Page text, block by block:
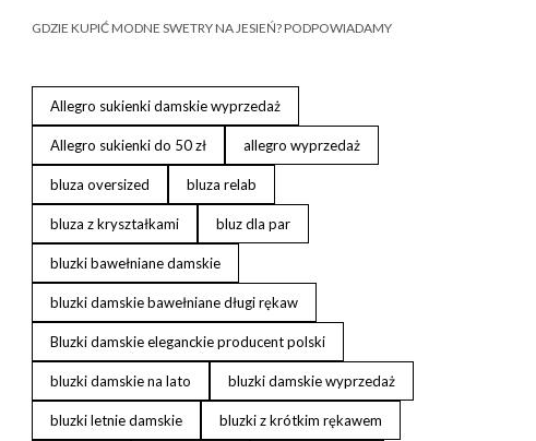
GDZIE KUPIĆ MODNE SWETRY NA JESIEŃ? PODPOWIADAMY
Allegro sukienki damskie wyprzedaż
Allegro sukienki do 50 zł allegro wyprzedaż
bluza oversized bluza relab
bluza z kryształkami bluz dla par
bluzki bawełniane damskie
bluzki damskie bawełniane długi rękaw
Bluzki damskie eleganckie producent polski
bluzki damskie na lato bluzki damskie wyprzedaż
bluzki letnie damskie bluzki z krótkim rękawem